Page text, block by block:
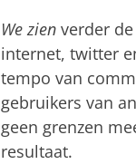
We zien verder
internet, twitter
tempo van
gebruikers van
geen grenzen
resultaat.